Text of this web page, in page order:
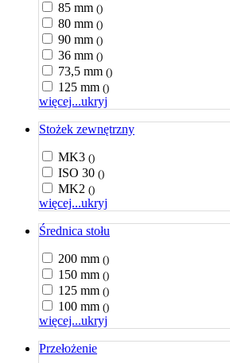
85 mm ()
80 mm ()
90 mm ()
36 mm ()
73,5 mm ()
125 mm ()
więcej...ukryj
Stożek zewnętrzny
MK3 ()
ISO 30 ()
MK2 ()
więcej...ukryj
Średnica stołu
200 mm ()
150 mm ()
125 mm ()
100 mm ()
więcej...ukryj
Przełożenie